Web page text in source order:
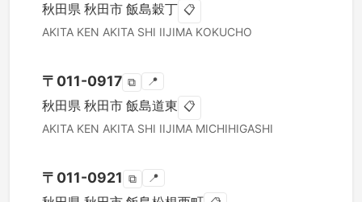
秋田県 秋田市 飯島穀丁 📋
AKITA KEN AKITA SHI IIJIMA KOKUCHO
〒 011-0917 ⧉ 📍
秋田県 秋田市 飯島道東 📋
AKITA KEN AKITA SHI IIJIMA MICHIHIGASHI
〒 011-0921 ⧉ 📍